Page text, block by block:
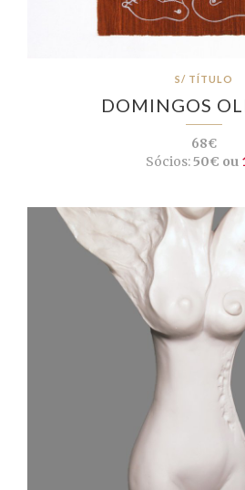
S/ TÍTULO
DOMINGOS
68€
Sócios:50€ ou